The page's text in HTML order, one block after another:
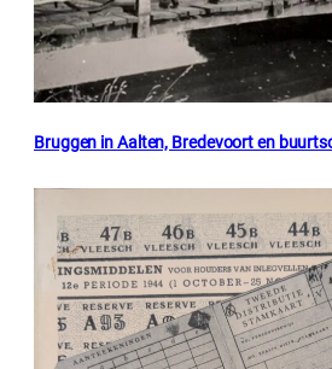
Bruggen in Aalten, Bredevoort en